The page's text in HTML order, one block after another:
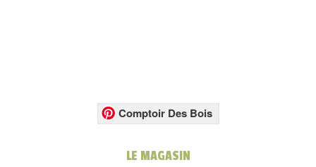
Comptoir Des Bois
LE MAGASIN